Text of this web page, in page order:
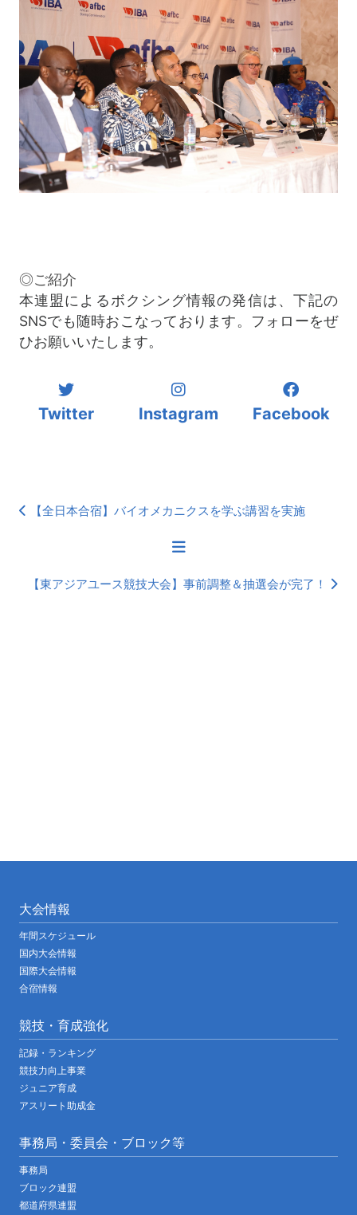
◎ご紹介
本連盟によるボクシング情報の発信は、下記の
SNSでも随時おこなっております。フォローをぜ
ひお願いいたします。
Twitter Instagram Facebook
【全日本合宿】バイオメカニクスを学ぶ講習を実施
【東アジアユース競技大会】事前調整＆抽選会が完了！
大会情報
年間スケジュール
国内大会情報
国際大会情報
合宿情報
競技・育成強化
記録・ランキング
競技力向上事業
ジュニア育成
アスリート助成金
事務局・委員会・ブロック等
事務局
ブロック連盟
都道府県連盟